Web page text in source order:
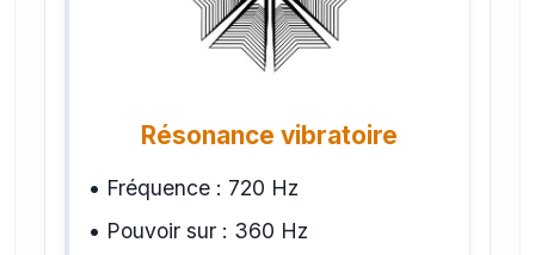
Résonance vibratoire
• Fréquence : 720 Hz
• Pouvoir sur : 360 Hz